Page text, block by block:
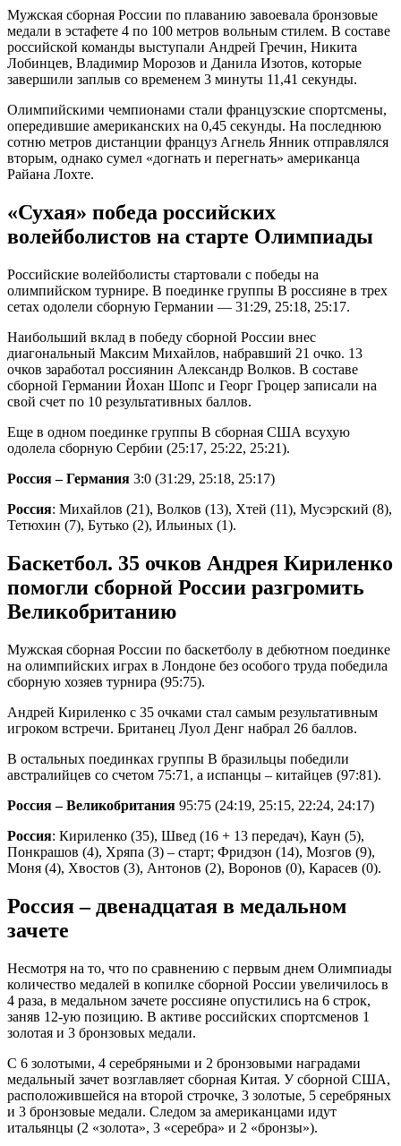
Мужская сборная России по плаванию завоевала бронзовые
медали в эстафете 4 по 100 метров вольным стилем. В составе
российской команды выступали Андрей Гречин, Никита
Лобинцев, Владимир Морозов и Данила Изотов, которые
завершили заплыв со временем 3 минуты 11,41 секунды.
Олимпийскими чемпионами стали французские спортсмены,
опередившие американских на 0,45 секунды. На последнюю
сотню метров дистанции француз Агнель Янник отправлялся
вторым, однако сумел «догнать и перегнать» американца
Райана Лохте.
«Сухая» победа российских
волейболистов на старте Олимпиады
Российские волейболисты стартовали с победы на
олимпийском турнире. В поединке группы В россияне в трех
сетах одолели сборную Германии — 31:29, 25:18, 25:17.
Наибольший вклад в победу сборной России внес
диагональный Максим Михайлов, набравший 21 очко. 13
очков заработал россиянин Александр Волков. В составе
сборной Германии Йохан Шопс и Георг Гроцер записали на
свой счет по 10 результативных баллов.
Еще в одном поединке группы В сборная США всухую
одолела сборную Сербии (25:17, 25:22, 25:21).
Россия – Германия 3:0 (31:29, 25:18, 25:17)
Россия: Михайлов (21), Волков (13), Хтей (11), Мусэрский (8),
Тетюхин (7), Бутько (2), Ильиных (1).
Баскетбол. 35 очков Андрея Кириленко
помогли сборной России разгромить
Великобританию
Мужская сборная России по баскетболу в дебютном поединке
на олимпийских играх в Лондоне без особого труда победила
сборную хозяев турнира (95:75).
Андрей Кириленко с 35 очками стал самым результативным
игроком встречи. Британец Луол Денг набрал 26 баллов.
В остальных поединках группы В бразильцы победили
австралийцев со счетом 75:71, а испанцы – китайцев (97:81).
Россия – Великобритания 95:75 (24:19, 25:15, 22:24, 24:17)
Россия: Кириленко (35), Швед (16 + 13 передач), Каун (5),
Понкрашов (4), Хряпа (3) – старт; Фридзон (14), Мозгов (9),
Моня (4), Хвостов (3), Антонов (2), Воронов (0), Карасев (0).
Россия – двенадцатая в медальном
зачете
Несмотря на то, что по сравнению с первым днем Олимпиады
количество медалей в копилке сборной России увеличилось в
4 раза, в медальном зачете россияне опустились на 6 строк,
заняв 12-ую позицию. В активе российских спортсменов 1
золотая и 3 бронзовых медали.
С 6 золотыми, 4 серебряными и 2 бронзовыми наградами
медальный зачет возглавляет сборная Китая. У сборной США,
расположившейся на второй строчке, 3 золотые, 5 серебряных
и 3 бронзовые медали. Следом за американцами идут
итальянцы (2 «золота», 3 «серебра» и 2 «бронзы»).